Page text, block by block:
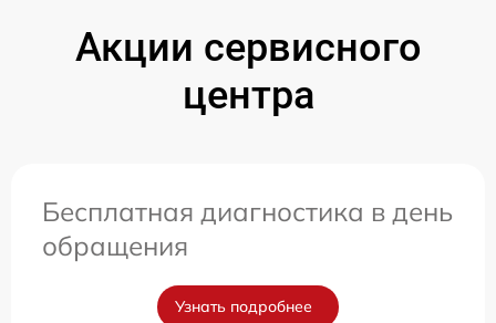
Акции сервисного
центра
Бесплатная диагностика в день
обращения
Узнать подробнее